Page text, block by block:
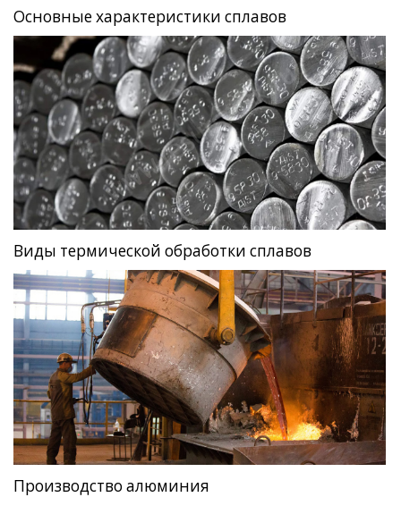
Основные характеристики сплавов
Виды термической обработки сплавов
Производство алюминия